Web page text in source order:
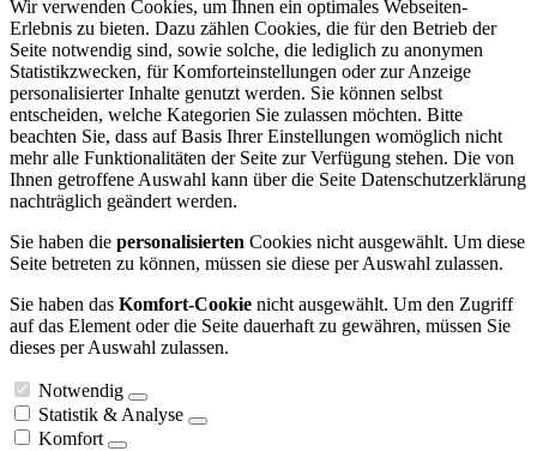
Wir verwenden Cookies, um Ihnen ein optimales Webseiten-
Erlebnis zu bieten. Dazu zählen Cookies, die für den Betrieb der
Seite notwendig sind, sowie solche, die lediglich zu anonymen
Statistikzwecken, für Komforteinstellungen oder zur Anzeige
personalisierter Inhalte genutzt werden. Sie können selbst
entscheiden, welche Kategorien Sie zulassen möchten. Bitte
beachten Sie, dass auf Basis Ihrer Einstellungen womöglich nicht
mehr alle Funktionalitäten der Seite zur Verfügung stehen. Die von
Ihnen getroffene Auswahl kann über die Seite Datenschutzerklärung
nachträglich geändert werden.
Sie haben die personalisierten Cookies nicht ausgewählt. Um diese
Seite betreten zu können, müssen sie diese per Auswahl zulassen.
Sie haben das Komfort-Cookie nicht ausgewählt. Um den Zugriff
auf das Element oder die Seite dauerhaft zu gewähren, müssen Sie
dieses per Auswahl zulassen.
Notwendig
Statistik & Analyse
Komfort